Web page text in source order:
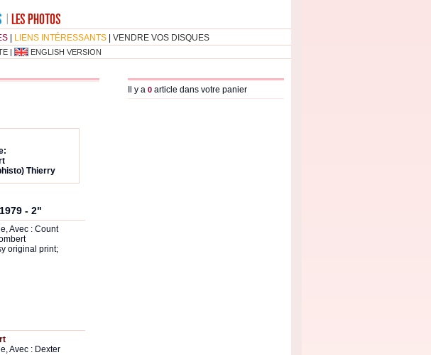
LIENS INTÉRESSANTS VENDRE VOS DISQUES
| ENGLISH VERSION
Thierry
- 2"
Avec : Count
original print;
Avec : Dexter
Il y a 0 article dans votre panier